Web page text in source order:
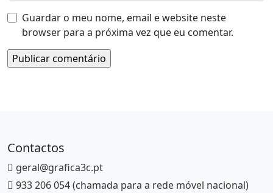
Guardar o meu nome, email e website neste
browser para a próxima vez que eu comentar.
Contactos
geral@grafica3c.pt
933 206 054 (chamada para a rede móvel nacional)